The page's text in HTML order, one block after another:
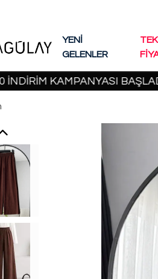
YENİ
GELENLER
TEK
KAMPANYASI BAŞLADI! |